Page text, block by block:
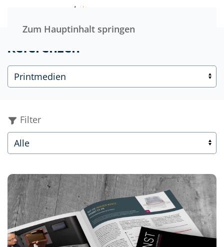
Zum Hauptinhalt springen
Referenzen
Filter